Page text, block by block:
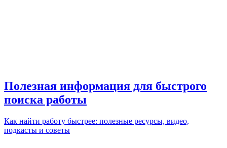
Полезная информация для быстрого
поиска работы
Как найти работу быстрее: полезные ресурсы, видео,
подкасты и советы